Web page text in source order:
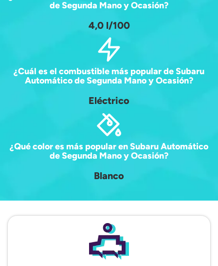
de Segunda Mano y Ocasión?
4,0 l/100
¿Cuál es el combustible más popular de Subaru
Automático de Segunda Mano y Ocasión?
Eléctrico
¿Qué color es más popular en Subaru Automático
de Segunda Mano y Ocasión?
Blanco